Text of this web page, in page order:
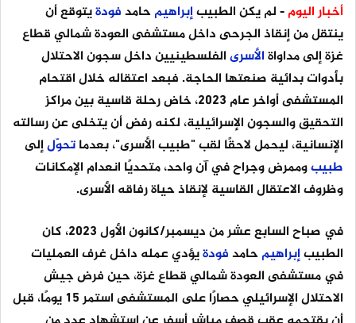
أخبار اليوم- لم يكن الطبيبإبراهيمحامدفودةيتوقع أن
ينتقل من إنقاذ الجرحى داخل مستشفى العودة شمالي قطاع
غزة إلى مداواةالأسرىالفلسطينيين داخل سجون الاحتلال
بأدوات بدائية صنعتها الحاجة. فبعد اعتقاله خلال اقتحام
المستشفى أواخر عام 2023، خاض رحلة قاسية بين مراكز
التحقيق والسجون الإسرائيلية، لكنه رفض أن يتخلى عن رسالته
الإنسانية، ليحمل لاحقًا لقب "طبيب الأسرى"، بعدماتحوّلإلى
طبيبوممرض وجراح في آن واحد، متحديًا انعدام الإمكانات
وظروف الاعتقال القاسية لإنقاذ حياة رفاقه الأسرى.
في صباح السابع عشر من ديسمبر/كانون الأول 2023، كان
الطبيبإبراهيمحامدفودةيؤدي عمله داخل غرف العمليات
في مستشفى العودة شمالي قطاع غزة، حين فرض جيش
الاحتلال الإسرائيلي حصارًا على المستشفى استمر 15 يومًا، قبل